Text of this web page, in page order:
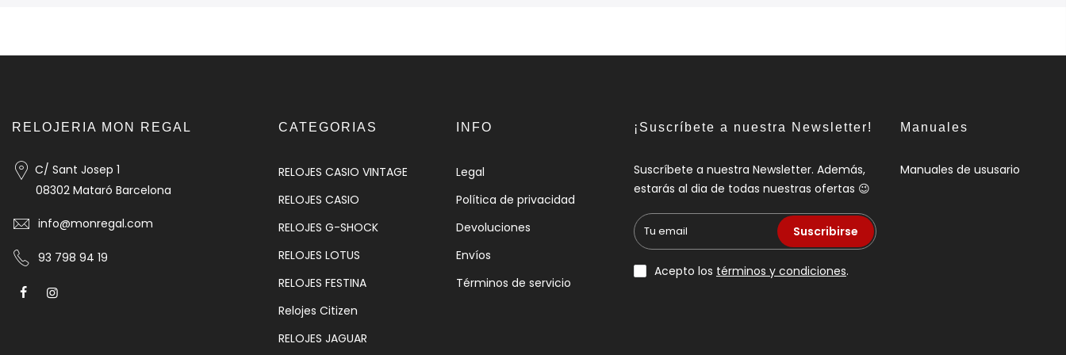
RELOJERIA MON REGAL
C/ Sant Josep 1
08302 Mataró Barcelona
info@monregal.com
93 798 94 19
CATEGORIAS
RELOJES CASIO VINTAGE
RELOJES CASIO
RELOJES G-SHOCK
RELOJES LOTUS
RELOJES FESTINA
Relojes Citizen
RELOJES JAGUAR
INFO
Legal
Política de privacidad
Devoluciones
Envíos
Términos de servicio
¡Suscríbete a nuestra Newsletter!
Suscríbete a nuestra Newsletter. Además,
estarás al dia de todas nuestras ofertas 😉
Suscribirse
Acepto los términos y condiciones.
Manuales
Manuales de ususario